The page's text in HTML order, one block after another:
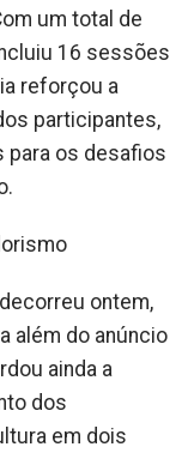
um total de
16 sessões
reforçou a
participantes,
para os desafios
ontem,
além do anúncio
ainda a
dos
em dois